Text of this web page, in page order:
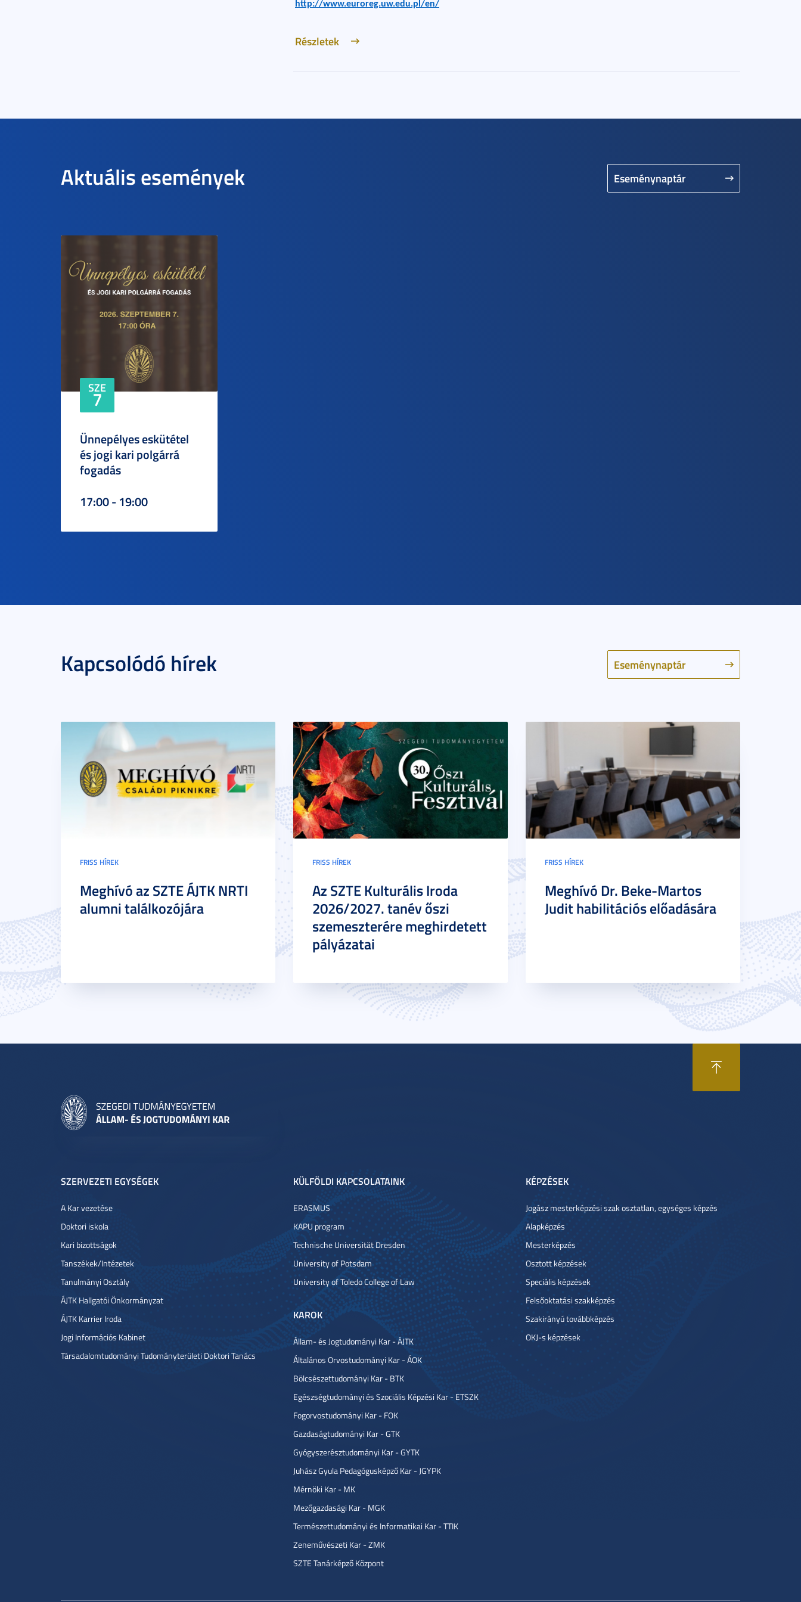
http://www.euroreg.uw.edu.pl/en/
Részletek
Aktuális események Eseménynaptár
SZE
7
Ünnepélyes eskütétel
és jogi kari polgárrá
fogadás
17:00 - 19:00
Kapcsolódó hírek Eseménynaptár
FRISS HÍREK
Meghívó az SZTE ÁJTK NRTI
alumni találkozójára
FRISS HÍREK
Az SZTE Kulturális Iroda
2026/2027. tanév őszi
szemeszterére meghirdetett
pályázatai
FRISS HÍREK
Meghívó Dr. Beke-Martos
Judit habilitációs előadására
SZERVEZETI EGYSÉGEK
A Kar vezetése
Doktori iskola
Kari bizottságok
Tanszékek/Intézetek
Tanulmányi Osztály
ÁJTK Hallgatói Önkormányzat
ÁJTK Karrier Iroda
Jogi Információs Kabinet
Társadalomtudományi Tudományterületi Doktori Tanács
KÜLFÖLDI KAPCSOLATAINK
ERASMUS
KAPU program
Technische Universität Dresden
University of Potsdam
University of Toledo College of Law
KAROK
Állam- és Jogtudományi Kar - ÁJTK
Általános Orvostudományi Kar - ÁOK
Bölcsészettudományi Kar - BTK
Egészségtudományi és Szociális Képzési Kar - ETSZK
Fogorvostudományi Kar - FOK
Gazdaságtudományi Kar - GTK
Gyógyszerésztudományi Kar - GYTK
Juhász Gyula Pedagógusképző Kar - JGYPK
Mérnöki Kar - MK
Mezőgazdasági Kar - MGK
Természettudományi és Informatikai Kar - TTIK
Zeneművészeti Kar - ZMK
SZTE Tanárképző Központ
KÉPZÉSEK
Jogász mesterképzési szak osztatlan, egységes képzés
Alapképzés
Mesterképzés
Osztott képzések
Speciális képzések
Felsőoktatási szakképzés
Szakirányú továbbképzés
OKJ-s képzések